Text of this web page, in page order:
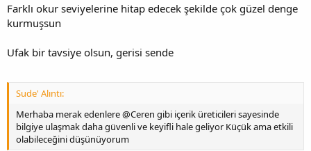
Farklı okur seviyelerine hitap edecek şekilde çok güzel denge
kurmuşsun
Ufak bir tavsiye olsun, gerisi sende
Sude' Alıntı:
Merhaba merak edenlere @Ceren gibi içerik üreticileri sayesinde
bilgiye ulaşmak daha güvenli ve keyifli hale geliyor Küçük ama etkili
olabileceğini düşünüyorum